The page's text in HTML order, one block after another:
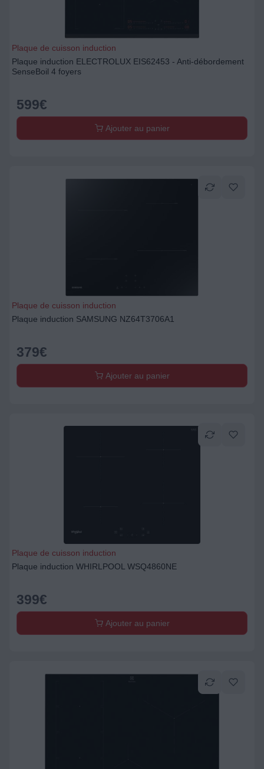
Plaque de cuisson induction
Plaque induction ELECTROLUX EIS62453 - Anti-débordement
SenseBoil 4 foyers
599€
Ajouter au panier
Plaque de cuisson induction
Plaque induction SAMSUNG NZ64T3706A1
379€
Ajouter au panier
Plaque de cuisson induction
Plaque induction WHIRLPOOL WSQ4860NE
399€
Ajouter au panier